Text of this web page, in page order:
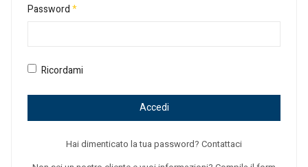
Password*
Ricordami
Accedi
Hai dimenticato la tua password? Contattaci